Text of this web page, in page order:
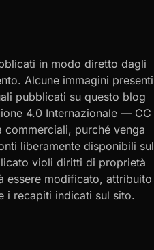
in modo diretto dagli
Alcune immagini presenti
pubblicati su questo blog
4.0 Internazionale — CC
purché venga
liberamente disponibili sul
violi diritti di proprietà
essere modificato, attribuito
i recapiti indicati sul sito.